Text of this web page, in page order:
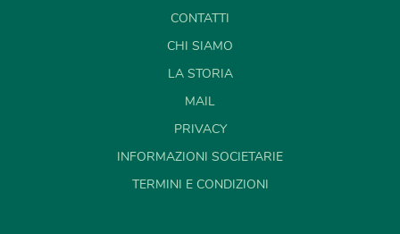
CONTATTI
CHI SIAMO
LA STORIA
MAIL
PRIVACY
INFORMAZIONI SOCIETARIE
TERMINI E CONDIZIONI